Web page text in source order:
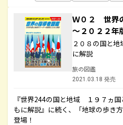
Ｗ０２ 世界
～２０２２年
２０８の国と
に解説
旅の図鑑
2021.03.18 発売
『世界244の国と地域 １９７ヵ
もに解説』に続く、「地球の歩き
登場！